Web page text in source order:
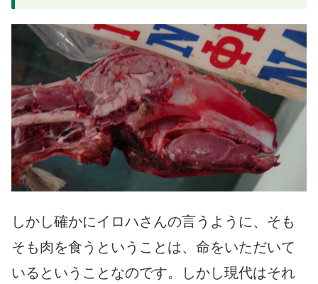
しかし確かにイロハさんの言うように、そも
そも肉を食うということは、命をいただいて
いるということなのです。しかし現代はそれ